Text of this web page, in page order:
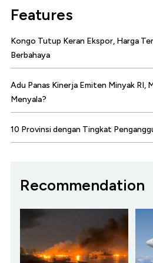
Features
Kongo Tutup Keran Ekspor, Harga
Berbahaya
Adu Panas Kinerja Emiten Minyak RI,
Menyala?
10 Provinsi dengan Tingkat
Recommendation